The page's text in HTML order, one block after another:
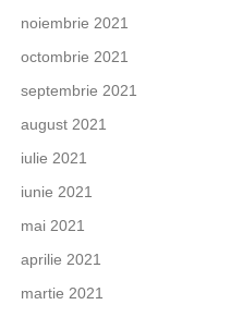
noiembrie 2021
octombrie 2021
septembrie 2021
august 2021
iulie 2021
iunie 2021
mai 2021
aprilie 2021
martie 2021